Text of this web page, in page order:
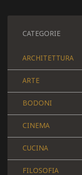
CATEGORIE
ARCHITETTURA
ARTE
BODONI
CINEMA
CUCINA
FILOSOFIA